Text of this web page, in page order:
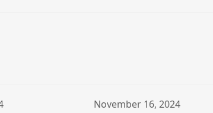
November 16, 2024